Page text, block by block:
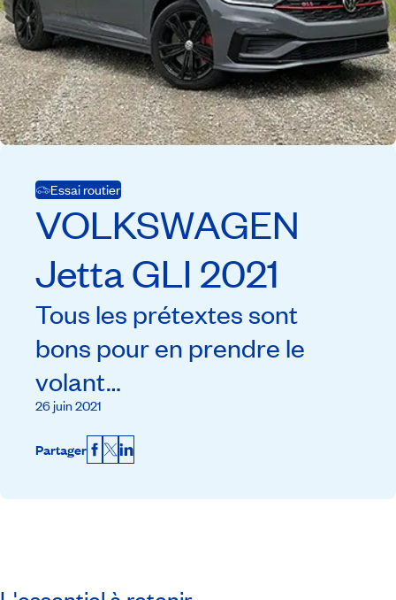
Essai routier
VOLKSWAGEN
Jetta GLI 2021
Tous les prétextes sont
bons pour en prendre le
volant…
26 juin 2021
Partager Facebook
X LinkedIn